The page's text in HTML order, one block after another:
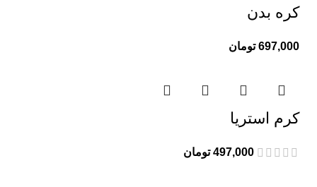
کره بدن
697,000 تومان
کرم استریا
497,000 تومان